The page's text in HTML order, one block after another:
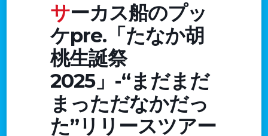
サーカス船のプッ
ケpre.「たなか胡
桃生誕祭
2025」-“まだまだ
まっただなかだっ
た”リリースツアー